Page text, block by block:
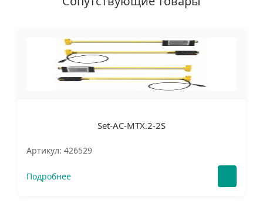
Set-AC-MTX.2-2S
Артикул: 426529
Подробнее